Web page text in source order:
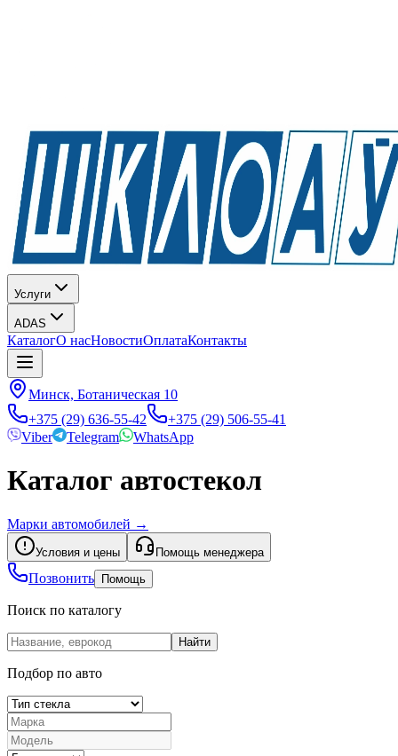
Услуги
ADAS
КаталогО насНовостиОплатаКонтакты
Минск, Ботаническая 10
+375 (29) 636-55-42
+375 (29) 506-55-41
Viber
Telegram WhatsApp
Каталог автостекол
Марки автомобилей →
Условия и цены Помощь менеджера
Позвонить Помощь
Поиск по каталогу
Найти
Подбор по авто